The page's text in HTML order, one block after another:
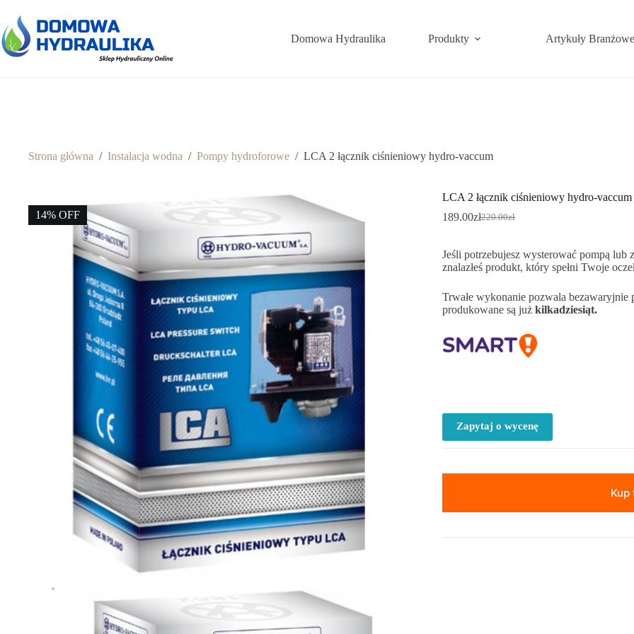
treści
Domowa Hydraulika Produkty Artykuły Branżowe
Strona główna / Instalacja wodna / Pompy hydroforowe / LCA 2 łącznik ciśnieniowy hydro-vaccum
14% OFF
LCA 2 łącznik ciśnieniowy hydro-vaccum
220.00zł
Pierwotna
wynosiła:
220.00zł.
189.00złAktualna
wynosi:
189.00zł.
Jeśli potrzebujesz wysterować pompą lub
znalazłeś produkt, który spełni Twoje
Trwałe wykonanie pozwala bezawaryjnie
produkowane są już kilkadziesiąt.
Zapytaj o wycenę
Kup